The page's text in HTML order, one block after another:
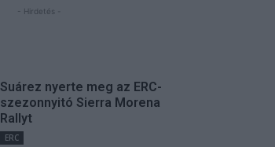
- Hirdetés -
Suárez nyerte meg az ERC-
szezonnyitó Sierra Morena
Rallyt
ERC